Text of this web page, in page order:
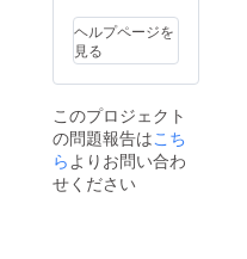
ヘルプページを
見る
このプロジェクト
の問題報告はこち
ら よりお問い合わ
せください